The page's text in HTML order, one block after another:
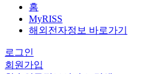
홈
MyRISS
해외전자정보 바로가기
로그인
회원가입